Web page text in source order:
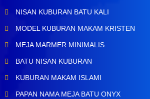
NISAN KUBURAN BATU KALI
MODEL KUBURAN MAKAM KRISTEN
MEJA MARMER MINIMALIS
BATU NISAN KUBURAN
KUBURAN MAKAM ISLAMI
PAPAN NAMA MEJA BATU ONYX